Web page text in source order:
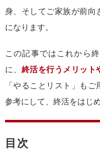
身、そしてご家族が前向
になります。
この記事ではこれから
に、 終活を行うメリット
「やることリスト」も
参考にして、終活をはじ
目次